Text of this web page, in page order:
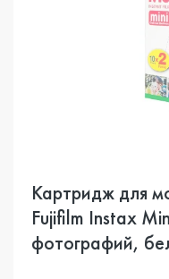
Картридж для
Fujifilm Instax
фотографий,